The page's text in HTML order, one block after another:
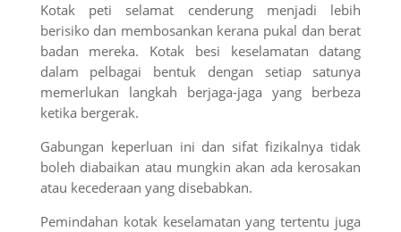
Kotak peti selamat cenderung menjadi lebih
berisiko dan membosankan kerana pukal dan berat
badan mereka. Kotak besi keselamatan datang
dalam pelbagai bentuk dengan setiap satunya
memerlukan langkah berjaga-jaga yang berbeza
ketika bergerak.
Gabungan keperluan ini dan sifat fizikalnya tidak
boleh diabaikan atau mungkin akan ada kerosakan
atau kecederaan yang disebabkan.
Pemindahan kotak keselamatan yang tertentu juga